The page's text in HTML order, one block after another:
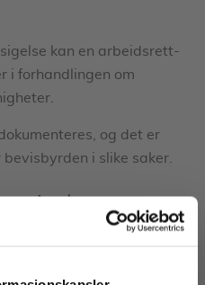
kan en arbeidsrett-
i forhandlingen om
og det er
i slike saker.